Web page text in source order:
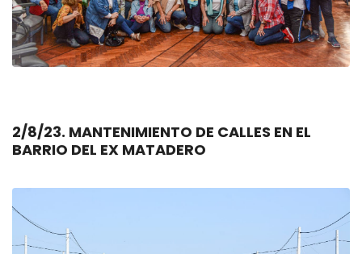
2/8/23. MANTENIMIENTO DE CALLES EN EL
BARRIO DEL EX MATADERO